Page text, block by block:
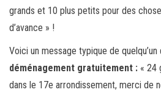
grands et 10 plus petits pour des
d’avance » !
Voici un message typique de quelqu’un
déménagement gratuitement : « 24
dans le 17e arrondissement, merci de